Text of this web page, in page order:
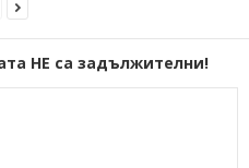
НЕ са задължителни!